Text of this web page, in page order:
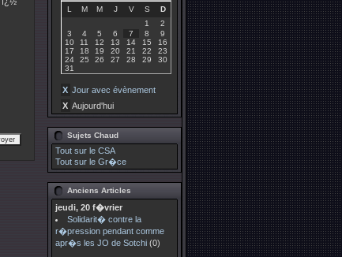
L M M J V S
D
1
2
3
4 5 6 7 8
9
10
11 12 13 14 15
16
17
18 19 20 21 22
23
24
25 26 27 28 29
30
31
X Jour avec évènement
X Aujourd'hui
Sujets Chaud
Tout sur le CSA
Tout sur le Gr�ce
Anciens Articles
jeudi, 20 f�vrier
Solidarit� contre la
r�pression pendant comme
apr�s les JO de Sotchi (0)